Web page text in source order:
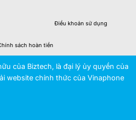
Điều khoản sử dụng
sách hoàn tiền
của Biztech, là đại lý ủy quyền của
website chính thức của Vinaphone